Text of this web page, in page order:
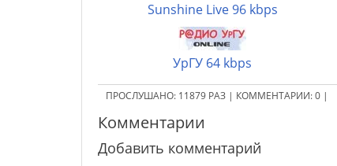
Sunshine Live 96 kbps
УрГУ 64 kbps
ПРОСЛУШАНО: 11879РАЗ | КОММЕНТАРИИ:0 |
Комментарии
Добавить комментарий